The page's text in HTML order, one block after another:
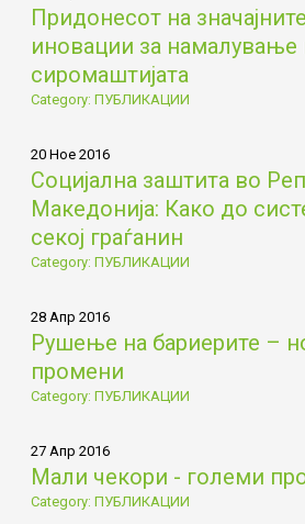
Придонесот на
иновации за намалување
сиромаштијата
Category: ПУБЛИКАЦИИ
20 Ное 2016
Социјална заштита во
Македонија: Како до
секој граѓанин
Category: ПУБЛИКАЦИИ
28 Апр 2016
Рушење на бариерите –
промени
Category: ПУБЛИКАЦИИ
27 Апр 2016
Мали чекори - големи
Category: ПУБЛИКАЦИИ